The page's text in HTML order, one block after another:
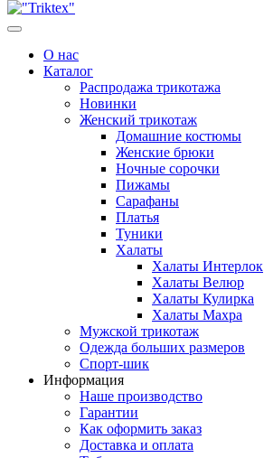
О нас
Каталог
Распродажа трикотажа
Новинки
Женский трикотаж
Домашние костюмы
Женские брюки
Ночные сорочки
Пижамы
Сарафаны
Платья
Туники
Халаты
Халаты Интерлок
Халаты Велюр
Халаты Кулирка
Халаты Махра
Мужской трикотаж
Одежда больших размеров
Спорт-шик
Информация
Наше производство
Гарантии
Как оформить заказ
Доставка и оплата